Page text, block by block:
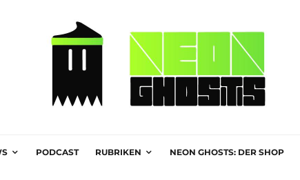
PODCAST RUBRIKEN NEON GHOSTS: DER SHOP